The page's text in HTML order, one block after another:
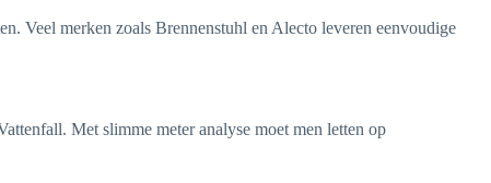
Veel merken zoals Brennenstuhl en Alecto leveren eenvoudige
Met slimme meter analyse moet men letten op